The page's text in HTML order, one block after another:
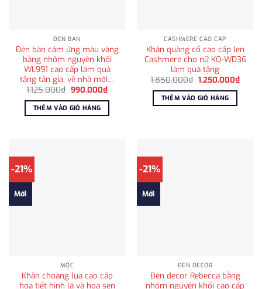
ĐÈN BÀN
Đèn bàn cảm ứng màu vàng
bằng nhôm nguyên khối
WL991 cao cấp làm quà
tặng tân gia, về nhà mới…
1.125.000₫ Giá
là:
1.125.000₫.
990.000₫Giá
tại
THÊM VÀO GIỎ HÀNG
CASHMERE CAO CẤP
Khăn quàng cổ cao cấp len
Cashmere cho nữ KQ-WD36
làm quà tặng
1.850.000₫ Giá
là:
1.850.000₫.
1.250.000₫Giá
THÊM VÀO GIỎ HÀNG
-21%
Mới
MỘC
Khăn choàng lụa cao cấp
họa tiết hình lá và hoa sen
-21%
Mới
ĐÈN DECOR
Đèn decor Rebecca bằng
nhôm nguyên khối cao cấp